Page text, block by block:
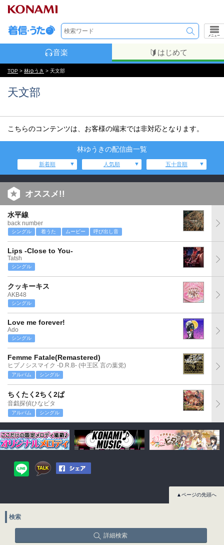
メニュー
音楽 はじめて
TOP > 林ゆうき > 天文部
天文部
こちらのコンテンツは、お客様の端末では非対応となります。
林ゆうきの配信曲一覧
新着順 人気順 五十音順
オススメ!!
水平線
back number
シングル 着うた ムービー 呼び出し音
Lips -Close to You-
Tatsh
シングル
クッキーキス
AKB48
シングル
Love me forever!
Ado
シングル
Femme Fatale(Remastered)
ヒプノシスマイク -D.R.B- (中王区 言の葉党)
アルバム シングル
ちくたく2ちく2ぱ
音戯探偵ひなビタ
アルバム シングル
▲ページの先頭へ
検索
詳細検索